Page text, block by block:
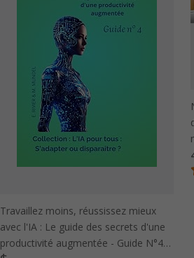
Travaillez moins, réussissez mieux
avec l'IA : Le guide des secrets d'une
productivité augmentée - Guide N°4